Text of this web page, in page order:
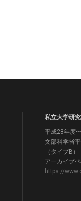
私立大学研
平成28年度
文部科学省
（タイプB）
アーカイブ
https://